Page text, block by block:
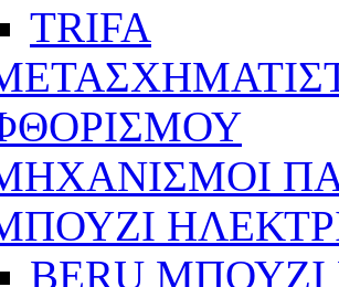
TRIFA
BERU